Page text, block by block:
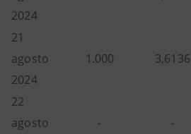
2024
21
agosto
2024
1.000 3,6136
22
agosto
- -